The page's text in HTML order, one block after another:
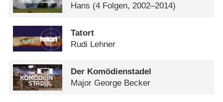
Hans (4 Folgen, 2002–2014)
Tatort
Rudi Lehner
Der Komödienstadel
Major George Becker